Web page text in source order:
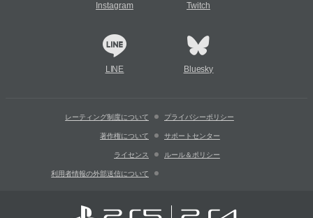
Instagram Twitch
LINE Bluesky
レーティング制度について プライバシーポリシー
著作権について サポートセンター
ライセンス ルール＆ポリシー
利用者情報の外部送信について